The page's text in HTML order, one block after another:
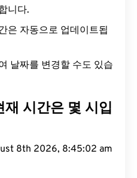
니다.
은 자동으로 업데이트됩
날짜를 변경할 수도 있습
시간은 몇 시입
8th 2026, 8:45:03 am